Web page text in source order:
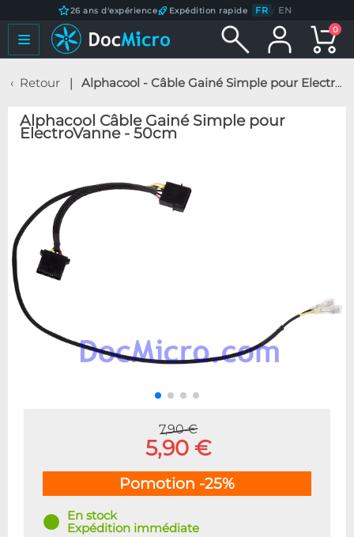
26 ans d'expérience Expédition rapide FR / EN
0
Retour Alphacool - Câble Gainé Simple pour ElectroVanne - 50cm
Alphacool Câble Gainé Simple pour
ElectroVanne - 50cm
7,90 €
5,90 €
Pomotion -25%
En stock
Expédition immédiate